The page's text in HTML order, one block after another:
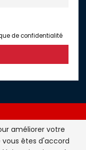
de confidentialité
de la France et du
améliorer votre
vous êtes d'accord